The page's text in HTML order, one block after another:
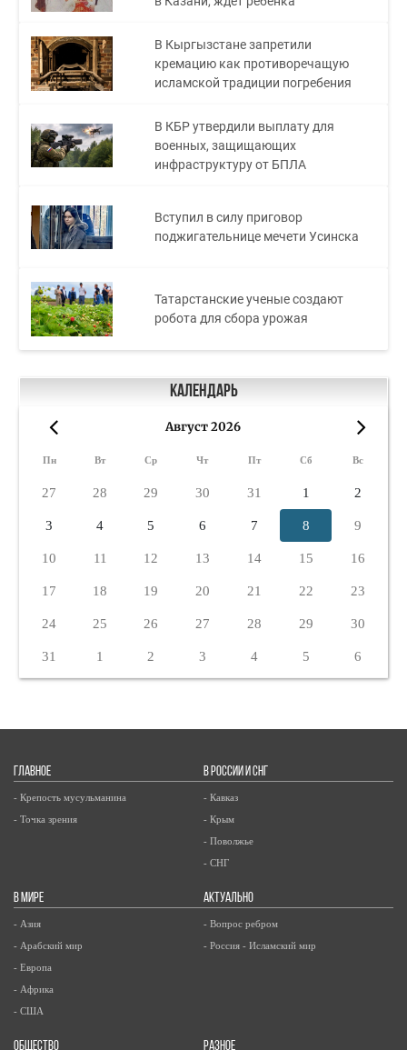
В Кыргызстане запретили
кремацию как противоречащую
исламской традиции погребения
В КБР утвердили выплату для
военных, защищающих
инфраструктуру от БПЛА
Вступил в силу приговор
поджигательнице мечети Усинска
Татарстанские ученые создают
робота для сбора урожая
Календарь
Август 2026
Пн Вт Ср Чт Пт Сб Вс
27 28 29 30 31 1 2
3 4 5 6 7 8 9
10 11 12 13 14 15 16
17 18 19 20 21 22 23
24 25 26 27 28 29 30
31 1 2 3 4 5 6
ГЛАВНОЕ
- Крепость мусульманина
- Точка зрения
В РОССИИ И СНГ
- Кавказ
- Крым
- Поволжье
- СНГ
В МИРЕ
- Азия
- Арабский мир
- Европа
- Африка
- США
АКТУАЛЬНО
- Вопрос ребром
- Россия - Исламский мир
ОБЩЕСТВО РАЗНОЕ